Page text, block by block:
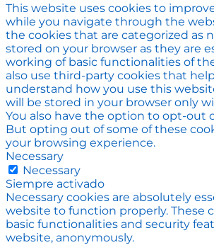
This website uses cookies to
while you navigate through the
the cookies that are categorized as
stored on your browser as they are
working of basic functionalities of
also use third-party cookies that
understand how you use this
will be stored in your browser only
You also have the option to opt-out
But opting out of some of these
your browsing experience.
Necessary
Necessary
Siempre activado
Necessary cookies are absolutely
website to function properly. These
basic functionalities and security
website, anonymously.